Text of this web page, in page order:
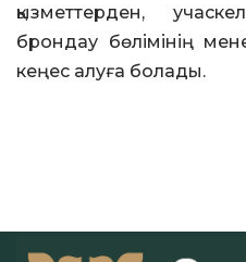
қызметтерден,
брондау бөлімінің
кеңес алуға болады.